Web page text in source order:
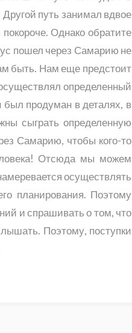
путь занимал вдвое
Однако обратите
пошел через Самарию не
быть. Нам еще предстоит
определенный
был продуман в деталях, в
сыграть определенную
Самарию, чтобы кого-то
Отсюда мы можем
осуществлять
планирования. Поэтому
и спрашивать о том, что
Поэтому, поступки